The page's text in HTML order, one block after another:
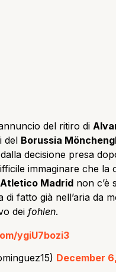
del ritiro di
del Borussia
decisione presa
immaginare che la
Atletico Madrid non c’è
fatto già nell’aria da
dei fohlen.
ygiU7bozi3
December